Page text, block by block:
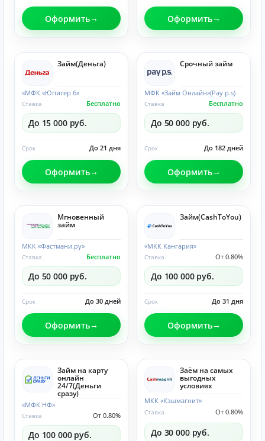
Оформить Оформить
Займ(Деньга)
«МФК «Юпитер 6»
Бесплатно
Ставка
До 15 000 руб.
До 21 дня
Срок
Оформить
Срочный займ
МФК «Займ Онлайн»(Pay p.s)
Бесплатно
Ставка
До 50 000 руб.
До 182 дней
Срок
Оформить
Мгновенный
займ
МКК «Фастмани.ру»
Бесплатно
Ставка
До 50 000 руб.
До 30 дней
Срок
Оформить
Займ(CashToYou)
«МКК Кангария»
От 0.80%
Ставка
До 100 000 руб.
До 31 дня
Срок
Оформить
Займ на карту
онлайн
24/7(Деньги
сразу)
«МФК НФ»
От 0.80%
Ставка
До 100 000 руб.
Заём на самых
выгодных
условиях
МКК «Кэшмагнит»
От 0.80%
Ставка
До 30 000 руб.